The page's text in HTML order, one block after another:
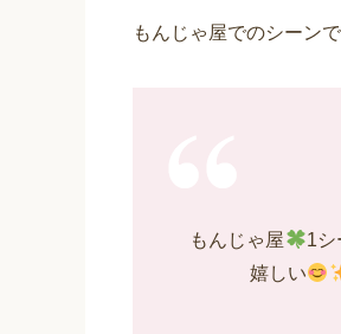
もんじゃ屋でのシーン
もんじゃ屋
1シ
嬉しい